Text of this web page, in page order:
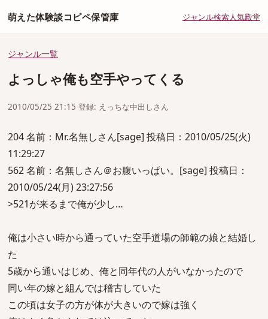
萌えた体験談コピペ保管庫 ジャンル検索人気殿堂
ジャンル一覧
よっしゃ俺も空手やってくる
2010/05/25 21:15 登録: えっちな中出しさん
204 名前：Mr.名無しさん[sage] 投稿日：2010/05/25(火)
11:29:27
562 名前：名無しさん＠お腹いっぱい。[sage] 投稿日：
2010/05/24(月) 23:27:56
>521が来るまで俺が少し…
俺は小さい時から通っていた空手道場の師範の娘と結婚し
た
5歳から通いはじめ、俺と同年代の人がいなかったので
同い年の嫁と組んでは稽古していた
この頃は女子の方が体が大きいので嫁は強く